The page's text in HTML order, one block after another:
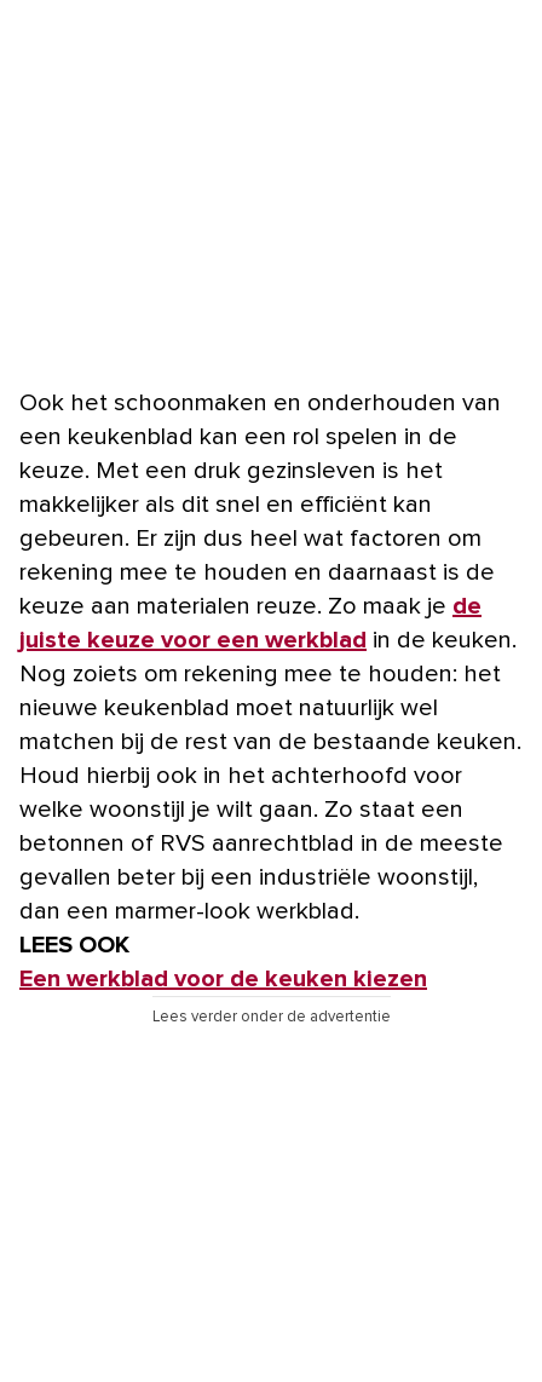
Ook het schoonmaken en onderhouden van
een keukenblad kan een rol spelen in de
keuze. Met een druk gezinsleven is het
makkelijker als dit snel en efficiënt kan
gebeuren. Er zijn dus heel wat factoren om
rekening mee te houden en daarnaast is de
keuze aan materialen reuze. Zo maak je de
juiste keuze voor een werkblad in de keuken.
Nog zoiets om rekening mee te houden: het
nieuwe keukenblad moet natuurlijk wel
matchen bij de rest van de bestaande keuken.
Houd hierbij ook in het achterhoofd voor
welke woonstijl je wilt gaan. Zo staat een
betonnen of RVS aanrechtblad in de meeste
gevallen beter bij een industriële woonstijl,
dan een marmer-look werkblad.
LEES OOK
Een werkblad voor de keuken kiezen
Lees verder onder de advertentie